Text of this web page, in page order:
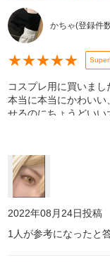
かちゃ(登録件
★★★★★
コスプレ用に買いま
本当に本当にかわい
せるのにちょうどいい
2022年08月24日投稿
1 人が参考になったと